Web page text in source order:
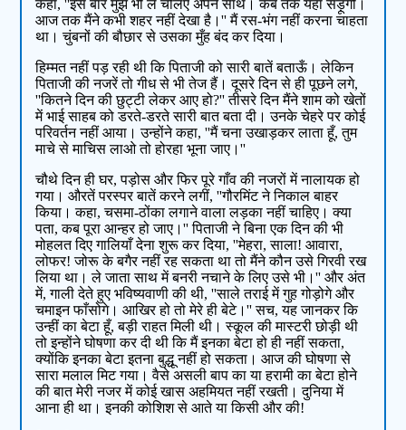
कहा, ''इस बार मुझे भी ले चलिए अपने साथ। कब तक यहाँ सड़ूँगी।
आज तक मैंने कभी शहर नहीं देखा है।'' मैं रस-भंग नहीं करना चाहता
था। चुंबनों की बौछार से उसका मुँह बंद कर दिया।
हिम्मत नहीं पड़ रही थी कि पिताजी को सारी बातें बताऊँ। लेकिन
पिताजी की नजरें तो गीध से भी तेज हैं। दूसरे दिन से ही पूछने लगे,
''कितने दिन की छुट्टी लेकर आए हो?'' तीसरे दिन मैंने शाम को खेतों
में भाई साहब को डरते-डरते सारी बात बता दी। उनके चेहरे पर कोई
परिवर्तन नहीं आया। उन्होंने कहा, ''मैं चना उखाड़कर लाता हूँ, तुम
माचे से माचिस लाओ तो होरहा भूना जाए।''
चौथे दिन ही घर, पड़ोस और फिर पूरे गाँव की नजरों में नालायक हो
गया। औरतें परस्पर बातें करने लगीं, ''गौरमिंट ने निकाल बाहर
किया। कहा, चसमा-ठोंका लगाने वाला लड़का नहीं चाहिए। क्या
पता, कब पूरा आन्हर हो जाए।'' पिताजी ने बिना एक दिन की भी
मोहलत दिए गालियाँ देना शुरू कर दिया, ''मेहरा, साला! आवारा,
लोफर! जोरू के बगैर नहीं रह सकता था तो मैंने कौन उसे गिरवी रख
लिया था। ले जाता साथ में बनरी नचाने के लिए उसे भी।'' और अंत
में, गाली देते हुए भविष्यवाणी की थी, ''साले तराई में गुह गोड़ोगे और
चमाइन फाँसोगे। आखिर हो तो मेरे ही बेटे।'' सच, यह जानकर कि
उन्हीं का बेटा हूँ, बड़ी राहत मिली थी। स्कूल की मास्टरी छोड़ी थी
तो इन्होंने घोषणा कर दी थी कि मैं इनका बेटा हो ही नहीं सकता,
क्योंकि इनका बेटा इतना बुद्धू नहीं हो सकता। आज की घोषणा से
सारा मलाल मिट गया। वैसे असली बाप का या हरामी का बेटा होने
की बात मेरी नजर में कोई खास अहमियत नहीं रखती। दुनिया में
आना ही था। इनकी कोशिश से आते या किसी और की!